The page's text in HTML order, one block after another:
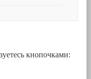
кнопочками: